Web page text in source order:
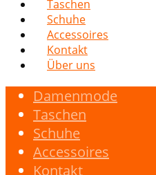
Taschen
Schuhe
Accessoires
Kontakt
Über uns
Damenmode
Taschen
Schuhe
Accessoires
Kontakt